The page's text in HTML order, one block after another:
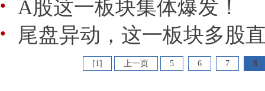
● A股这一板块集体爆发！
● 尾盘异动，这一板块多股
[1] 上一页 5 6 7 8